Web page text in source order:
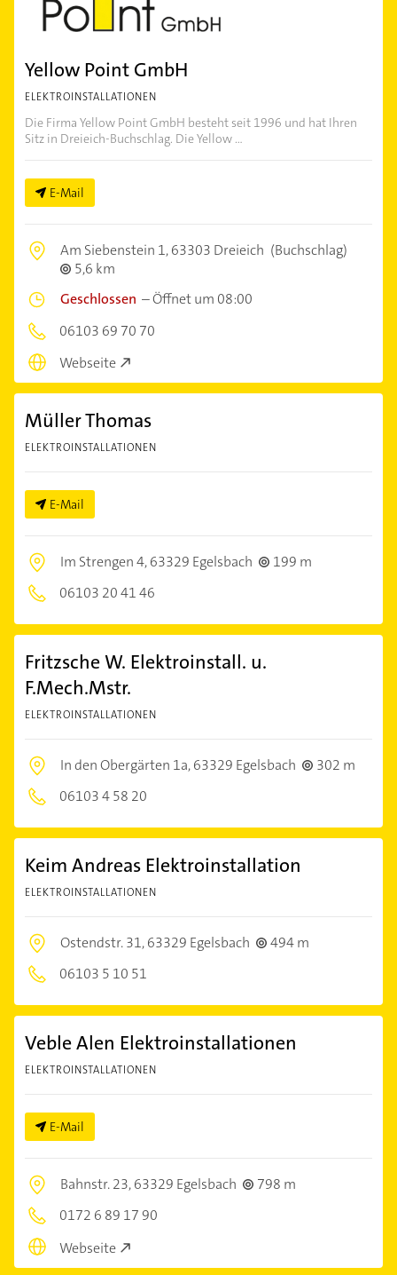
Yellow Point GmbH
ELEKTROINSTALLATIONEN
Die Firma Yellow Point GmbH besteht seit 1996 und hat Ihren
Sitz in Dreieich-Buchschlag. Die Yellow ...
E-Mail
Am Siebenstein 1,63303 Dreieich (Buchschlag)
5,6 km
Geschlossen –Öffnet um 08:00
06103 69 70 70
Webseite
Müller Thomas
ELEKTROINSTALLATIONEN
E-Mail
Im Strengen 4,63329 Egelsbach
199 m
06103 20 41 46
Fritzsche W. Elektroinstall. u.
F.Mech.Mstr.
ELEKTROINSTALLATIONEN
In den Obergärten 1a,63329 Egelsbach
302 m
06103 4 58 20
Keim Andreas Elektroinstallation
ELEKTROINSTALLATIONEN
Ostendstr. 31,63329 Egelsbach
494 m
06103 5 10 51
Veble Alen Elektroinstallationen
ELEKTROINSTALLATIONEN
E-Mail
Bahnstr. 23,63329 Egelsbach
798 m
0172 6 89 17 90
Webseite